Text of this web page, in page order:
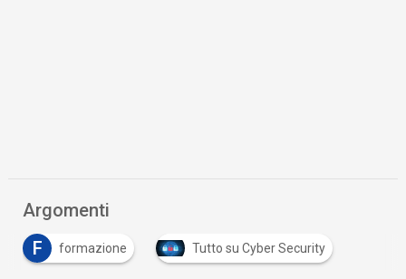
Argomenti
F
formazione Tutto su Cyber Security